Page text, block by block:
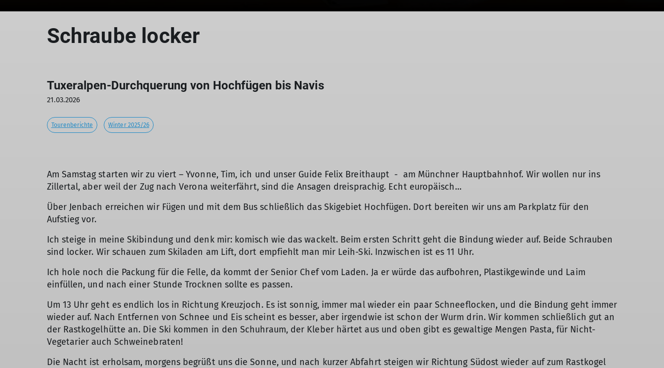
Schraube locker
Tuxeralpen-Durchquerung von Hochfügen bis Navis
21.03.2026
Tourenberichte Winter 2025/26
Am Samstag starten wir zu viert – Yvonne, Tim, ich und unser Guide Felix Breithaupt - am Münchner Hauptbahnhof. Wir wollen nur ins
Zillertal, aber weil der Zug nach Verona weiterfährt, sind die Ansagen dreisprachig. Echt europäisch…
Über Jenbach erreichen wir Fügen und mit dem Bus schließlich das Skigebiet Hochfügen. Dort bereiten wir uns am Parkplatz für den
Aufstieg vor.
Ich steige in meine Skibindung und denk mir: komisch wie das wackelt. Beim ersten Schritt geht die Bindung wieder auf. Beide Schrauben
sind locker. Wir schauen zum Skiladen am Lift, dort empfiehlt man mir Leih-Ski. Inzwischen ist es 11 Uhr.
Ich hole noch die Packung für die Felle, da kommt der Senior Chef vom Laden. Ja er würde das aufbohren, Plastikgewinde und Laim
einfüllen, und nach einer Stunde Trocknen sollte es passen.
Um 13 Uhr geht es endlich los in Richtung Kreuzjoch. Es ist sonnig, immer mal wieder ein paar Schneeflocken, und die Bindung geht immer
wieder auf. Nach Entfernen von Schnee und Eis scheint es besser, aber irgendwie ist schon der Wurm drin. Wir kommen schließlich gut an
der Rastkogelhütte an. Die Ski kommen in den Schuhraum, der Kleber härtet aus und oben gibt es gewaltige Mengen Pasta, für Nicht-
Vegetarier auch Schweinebraten!
Die Nacht ist erholsam, morgens begrüßt uns die Sonne, und nach kurzer Abfahrt steigen wir Richtung Südost wieder auf zum Rastkogel